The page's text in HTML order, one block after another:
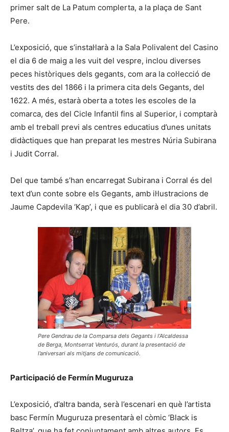
primer salt de La Patum complerta, a la plaça de Sant
Pere.
L’exposició, que s’instal·larà a la Sala Polivalent del Casino
el dia 6 de maig a les vuit del vespre, inclou diverses
peces històriques dels gegants, com ara la col·lecció de
vestits des del 1866 i la primera cita dels Gegants, del
1622. A més, estarà oberta a totes les escoles de la
comarca, des del Cicle Infantil fins al Superior, i comptarà
amb el treball previ als centres educatius d’unes unitats
didàctiques que han preparat les mestres Núria Subirana
i Judit Corral.
Del que també s’han encarregat Subirana i Corral és del
text d’un conte sobre els Gegants, amb il·lustracions de
Jaume Capdevila ‘Kap’, i que es publicarà el dia 30 d’abril.
Pere Gendrau de la Comparsa dels Gegants i l’Alcaldessa
de Berga, Montserrat Venturós, durant la presentació de
l’aniversari als mitjans de comunicació.
Participació de Fermín Muguruza
L’exposició, d’altra banda, serà l’escenari en què l’artista
basc Fermín Muguruza presentarà el còmic ‘Black is